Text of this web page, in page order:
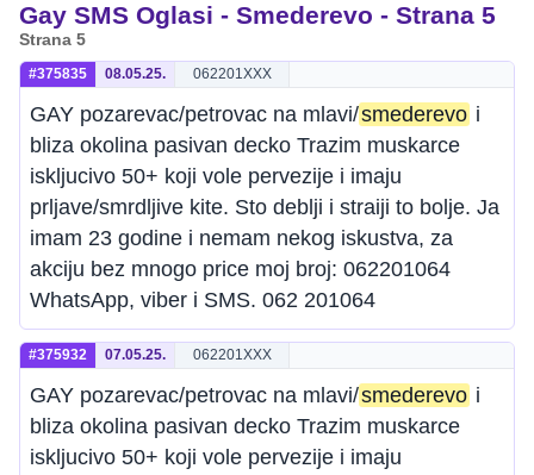
Gay SMS Oglasi - Smederevo - Strana 5
Strana 5
#375835 08.05.25. 062201XXX
GAY pozarevac/petrovac na mlavi/smederevo i
bliza okolina pasivan decko Trazim muskarce
iskljucivo 50+ koji vole pervezije i imaju
prljave/smrdljive kite. Sto deblji i straiji to bolje. Ja
imam 23 godine i nemam nekog iskustva, za
akciju bez mnogo price moj broj: 062201064
WhatsApp, viber i SMS. 062 201064
#375932 07.05.25. 062201XXX
GAY pozarevac/petrovac na mlavi/smederevo i
bliza okolina pasivan decko Trazim muskarce
iskljucivo 50+ koji vole pervezije i imaju